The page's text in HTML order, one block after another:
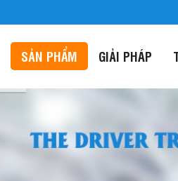
SẢN PHẨM GIẢI PHÁP